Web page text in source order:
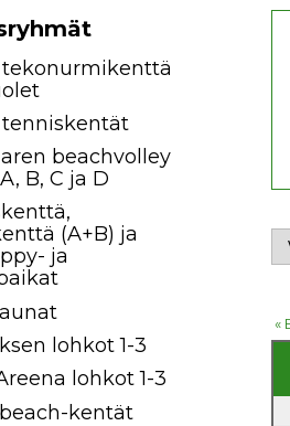
beachvolley
B, C ja D
(A+B) ja
ja
lohkot 1-3
lohkot 1-3
kentät
«